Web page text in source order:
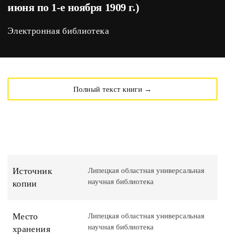
июня по 1-е ноября 1909 г.)
Электронная библиотека
Полный текст книги →
Источник
копии
Липецкая областная универсальная
научная библиотека
Место
хранения
Липецкая областная универсальная
научная библиотека